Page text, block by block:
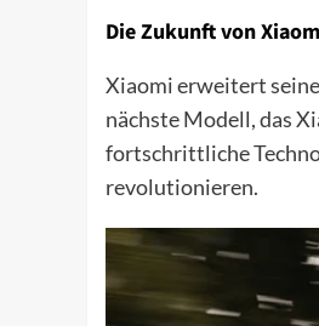
Die Zukunft von
Xiaomi erweitert
nächste Modell, das
fortschrittliche
revolutionieren.